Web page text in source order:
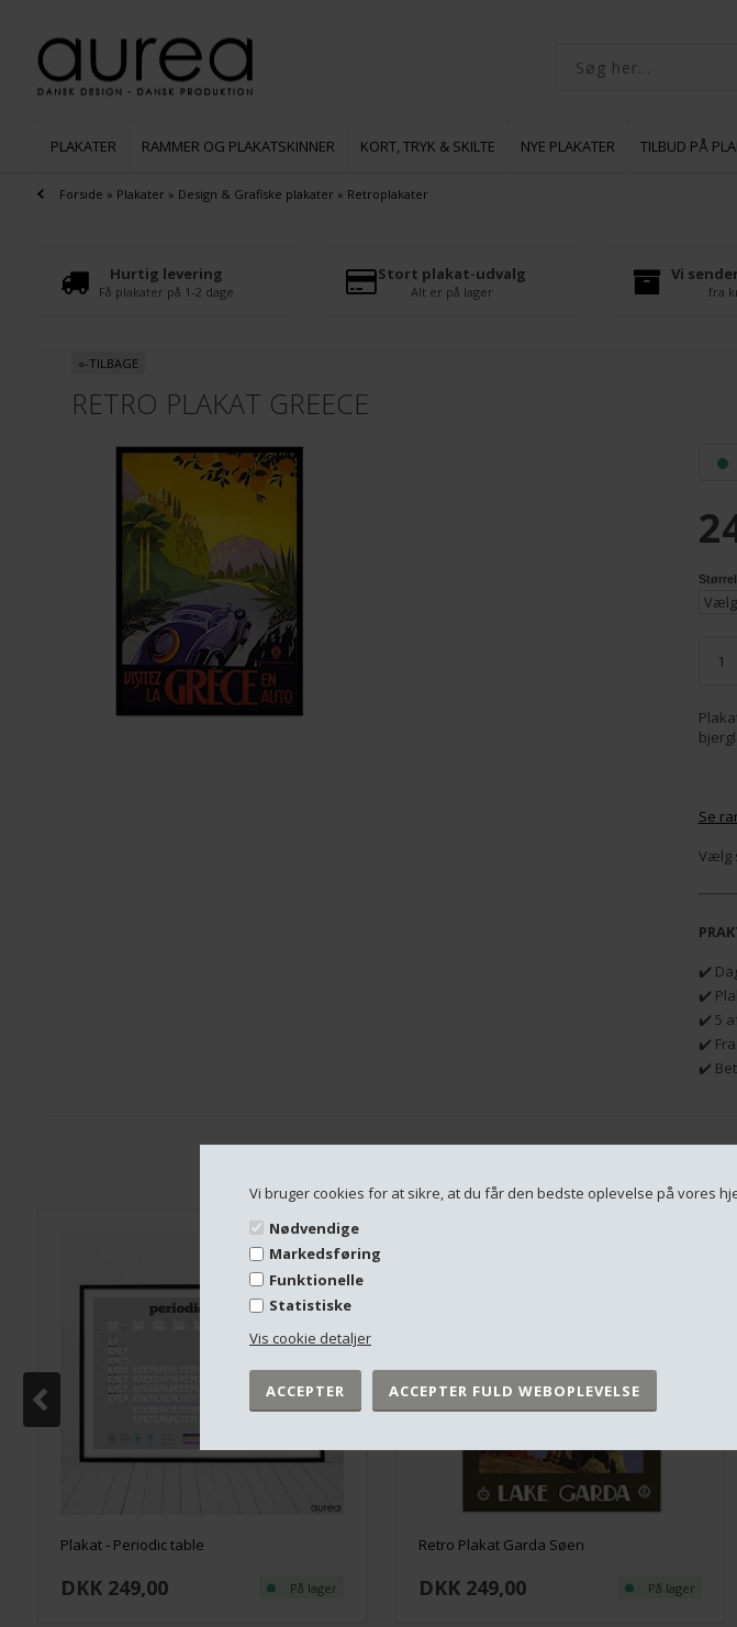
Vi bruger cookies for at sikre, at du får den bedste oplevelse på vores
Nødvendige
Markedsføring
Funktionelle
Statistiske
Vis cookie detaljer
PLAKATER RAMMER OG PLAKATSKINNER KORT, TRYK & SKILTE NYE PLAKATER TILBUD PÅ
Forside » Plakater » Design & Grafiske plakater » Retroplakater
Hurtig levering
Få plakater på 1-2 dage
Stort plakat-udvalg
Alt er på lager
Vi
fra
«-TILBAGE
RETRO PLAKAT GREECE
Se
Vælg
✔️
✔️
✔️ 5
✔️
✔️
Plakat - Periodic table
DKK 249,00 På lager
Retro Plakat Garda Søen
DKK 249,00 På lager